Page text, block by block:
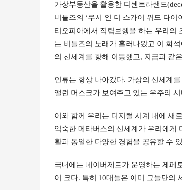
가상부동산을 활용한 디센트라랜드
비틀즈의 ‘루시 인 더 스카이 위드 다이
티오피아에서 직립보행을 하는 우리의
는 비틀즈의 노래가 흘러나왔고 이 화
의 신세계를 향해 이동했고, 지금과 같
인류는 항상 나아갔다. 가상의 신세계
앨런 머스크가 보여주고 있는 우주의
이와 함께 우리는 디지털 시계 내에 새
익숙한 메타버스의 신세계가 우리에게
활과 동일한 다양한 경험을 공유할 수
국내에는 네이버제트가 운영하는 제페
이 크다. 특히 10대들은 이미 그들만의